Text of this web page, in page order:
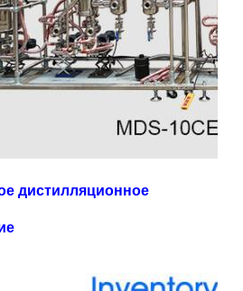
дистилляционное